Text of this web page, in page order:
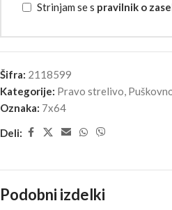
Strinjam se s pravilnik o
Šifra: 2118599
Kategorije: Pravo strelivo,
Oznaka: 7x64
Deli:
Podobni izdelki